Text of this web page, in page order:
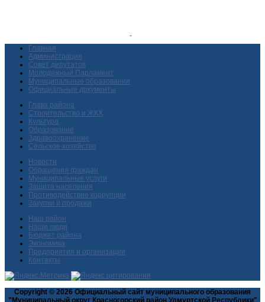
Главная
Администрация
Совет депутатов
Молодежный Парламент
Муниципальные образования
Официальные документы
Глава района
Строительство и ЖКХ
Культура
Образование
Здравоохранение
Сельское хозяйство
Новости
Обращения граждан
Муниципальные услуги
Защита населения
Противодействие коррупции
Закупки и продажи
Наш район
Наши люди
Бюджет района
Экономика
Предприятия и организации
Контакты
Copyright © 2026 Официальный сайт муниципального образования
"Муниципальный округ Красногорский район Удмуртской Республики"